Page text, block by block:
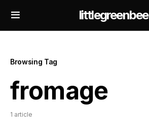
littlegreenbee
Browsing Tag
fromage
1 article